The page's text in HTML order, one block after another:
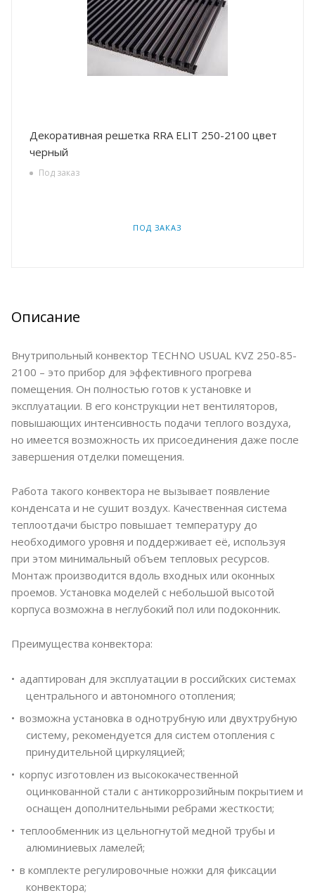
Декоративная решетка RRA ELIT 250-2100 цвет
черный
Под заказ
ПОД ЗАКАЗ
Описание
Внутрипольный конвектор TECHNO USUAL KVZ 250-85-
2100 – это прибор для эффективного прогрева
помещения. Он полностью готов к установке и
эксплуатации. В его конструкции нет вентиляторов,
повышающих интенсивность подачи теплого воздуха,
но имеется возможность их присоединения даже после
завершения отделки помещения.
Работа такого конвектора не вызывает появление
конденсата и не сушит воздух. Качественная система
теплоотдачи быстро повышает температуру до
необходимого уровня и поддерживает её, используя
при этом минимальный объем тепловых ресурсов.
Монтаж производится вдоль входных или оконных
проемов. Установка моделей с небольшой высотой
корпуса возможна в неглубокий пол или подоконник.
Преимущества конвектора:
адаптирован для эксплуатации в российских системах
центрального и автономного отопления;
возможна установка в однотрубную или двухтрубную
систему, рекомендуется для систем отопления с
принудительной циркуляцией;
корпус изготовлен из высококачественной
оцинкованной стали с антикоррозийным покрытием и
оснащен дополнительными ребрами жесткости;
теплообменник из цельногнутой медной трубы и
алюминиевых ламелей;
в комплекте регулировочные ножки для фиксации
конвектора;